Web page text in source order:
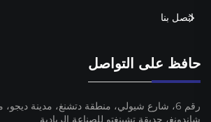
اتصل بنا
حافظ على التواصل
رقم 6، شارع شيولي، منطقة دتشنغ، مدينة